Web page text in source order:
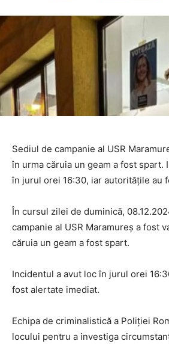
Sediul de campanie al USR
în urma căruia un geam a fost spart.
în jurul orei 16:30, iar autoritățile au
În cursul zilei de duminică,
campanie al USR Maramureș a fost
căruia un geam a fost spart.
Incidentul a avut loc în jurul orei
fost alertate imediat.
Echipa de criminalistică a Poliției
locului pentru a investiga